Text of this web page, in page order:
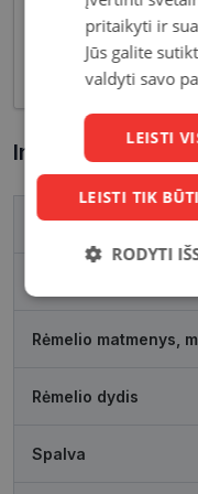
sprendimų akinių
korekcija, tačiau ir
akcentas.
Informacija apie
Prekės ženklas
Rėmelio matmenys,
Rėmelio dydis
Spalva
pritaikyti ir
Jūs galite
valdyti savo
LEISTI
LEISTI TIK
RODYTI
Būtinieji
Funkciniai